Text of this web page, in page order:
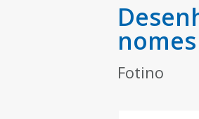
nomes
Fotino